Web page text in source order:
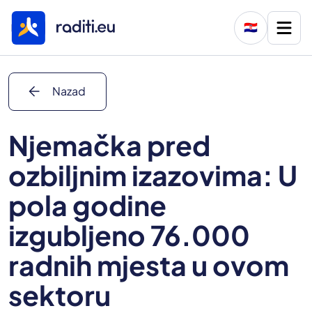
🇭🇷
arrow_back Nazad
Njemačka pred
ozbiljnim izazovima: U
pola godine
izgubljeno 76.000
radnih mjesta u ovom
sektoru